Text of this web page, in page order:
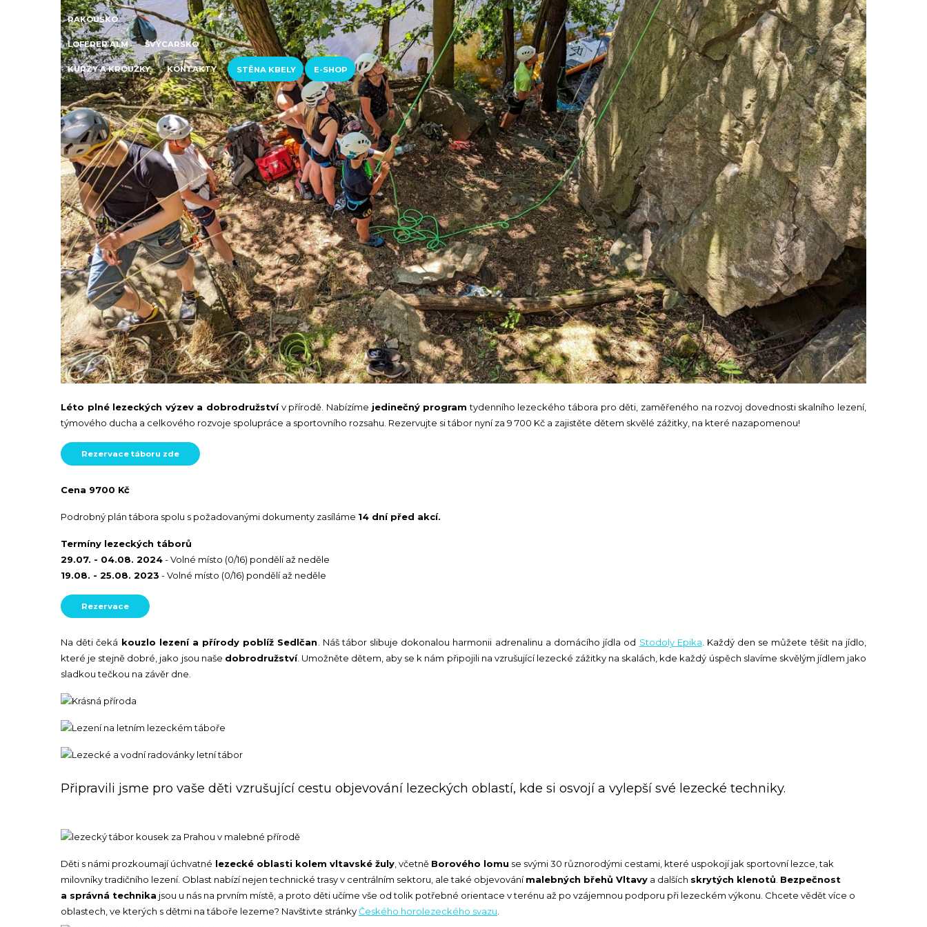
RAKOUSKO
LOFERER ALM ŠVÝCARSKO
KURZY A KROUŽKY KONTAKTY STĚNA KBELY E-SHOP
Léto plné lezeckých výzev a dobrodružstvív přírodě. Nabízíme jedinečný program tydenního lezeckého tábora pro děti, zaměřeného na rozvoj dovednosti skalního lezení,
týmového ducha a celkového rozvoje spolupráce a sportovního rozsahu. Rezervujte si tábor nyní za 9 700 Kč a zajistěte dětem skvělé zážitky, na které nazapomenou!
Rezervace táboru zde
Cena 9700 Kč
Podrobný plán tábora spolu s požadovanými dokumenty zasíláme 14 dní před akcí.
Termíny lezeckých táborů
29.07. - 04.08. 2024- Volné místo (0/16) pondělí až neděle
19.08. - 25.08. 2023 - Volné místo (0/16) pondělí až neděle
Rezervace
Na děti čeká kouzlo lezení a přírody poblíž Sedlčan . Náš tábor slibuje dokonalou harmonii adrenalinu a domácího jídla od Stodoly Epika . Každý den se můžete těšit na jídlo,
které je stejně dobré, jako jsou naše dobrodružství. Umožněte dětem, aby se k nám připojili na vzrušující lezecké zážitky na skalách, kde každý úspěch slavíme skvělým jídlem jako
sladkou tečkou na závěr dne.
Připravili jsme pro vaše děti vzrušující cestu objevování lezeckých oblastí, kde si osvojí a vylepší své lezecké techniky.
Děti s námi prozkoumají úchvatné lezecké oblasti kolem vltavské žuly , včetně Borového lomu se svými 30 různorodými cestami, které uspokojí jak sportovní lezce, tak
milovníky tradičního lezení. Oblast nabízí nejen technické trasy v centrálním sektoru, ale také objevovánímalebných břehů Vltavy a dalších skrytých klenotů Bezpečnost
a správná technika jsou u nás na prvním místě, a proto děti učíme vše od tolik potřebné orientace v terénu až po vzájemnou podporu při lezeckém výkonu. Chcete vědět více o
oblastech, ve kterých s dětmi na táboře lezeme? Navštivte stránkyČeského horolezeckého svazu